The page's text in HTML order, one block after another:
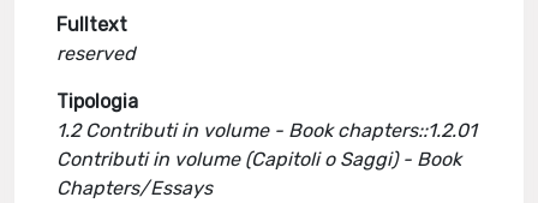
Fulltext
reserved
Tipologia
1.2 Contributi in volume - Book chapters::1.2.01
Contributi in volume (Capitoli o Saggi) - Book
Chapters/Essays